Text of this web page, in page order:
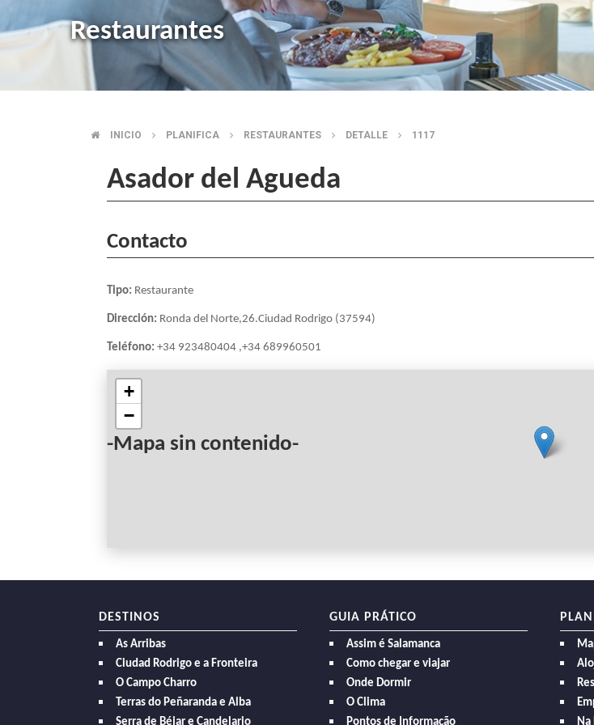
Restaurantes
BREADCRUMB
INICIO PLANIFICA RESTAURANTES DETALLE 1117
Asador del Agueda
Contacto
Tipo: Restaurante
Dirección: Ronda del Norte,26.Ciudad Rodrigo (37594)
Teléfono: +34 923480404 ,+34 689960501
-Mapa sin contenido-
+
−
DESTINOS
As Arribas
Ciudad Rodrigo e a Fronteira
O Campo Charro
Terras do Peñaranda e Alba
Serra de Béjar e Candelario
GUIA PRÁTICO
Assim é Salamanca
Como chegar e viajar
Onde Dormir
O Clima
Pontos de Informação